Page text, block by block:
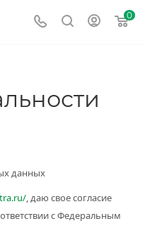
0
данных
, даю свое согласие
с Федеральным